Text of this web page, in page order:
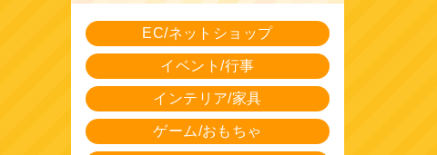
EC/ネットショップ
イベント/行事
インテリア/家具
ゲーム/おもちゃ